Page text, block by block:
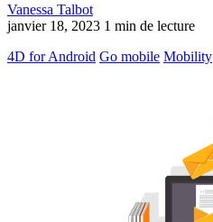
Vanessa Talbot
janvier 18, 2023 1 min de lecture
4D for Android Go mobile Mobility